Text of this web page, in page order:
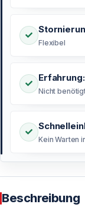
Flexibel
Erfahrung:
Nicht
Kein Warten
Beschreibung